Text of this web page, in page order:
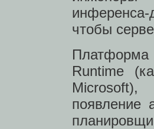
чтобы
Runtime
появление